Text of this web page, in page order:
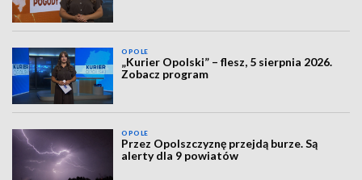
OPOLE
„Kurier Opolski” – flesz, 5 sierpnia 2026.
Zobacz program
OPOLE
Przez Opolszczyznę przejdą burze. Są
alerty dla 9 powiatów